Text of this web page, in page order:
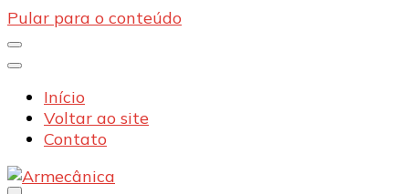
Pular para o conteúdo
Início
Voltar ao site
Contato